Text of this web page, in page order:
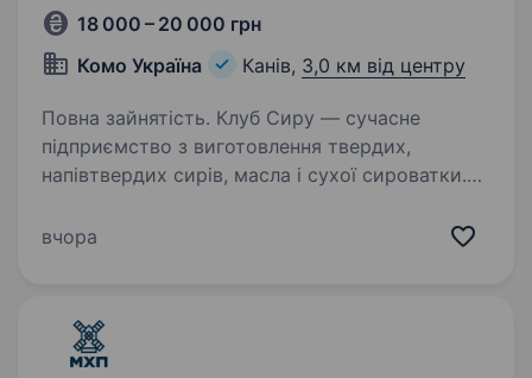
18 000 – 20 000 грн
Комо Україна
Канів, 3,0 км від центру
Повна зайнятість. Клуб Сиру — сучасне
підприємство з виготовлення твердих,
напівтвердих сирів, масла і сухої сироватки.
на ринку України, а також експортується і
вчора